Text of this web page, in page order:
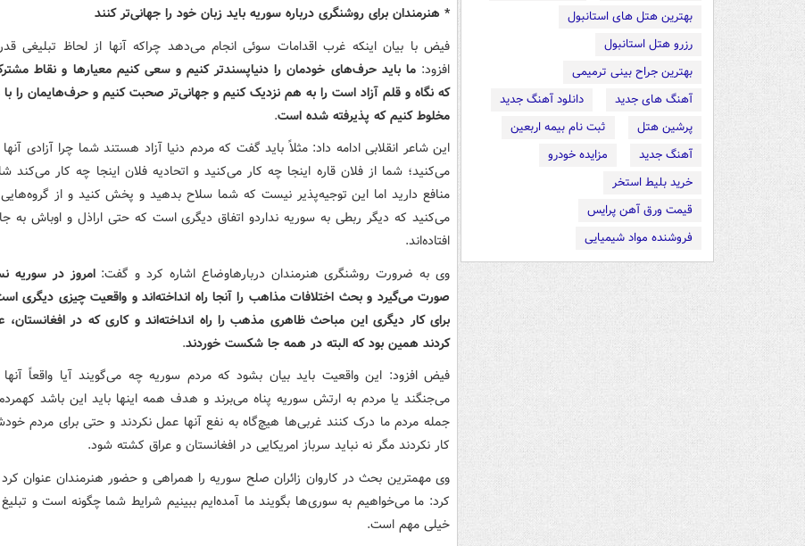
بهترین هتل های استانبول
رزرو هتل استانبول
بهترین جراح بینی ترمیمی
آهنگ های جدید
دانلود آهنگ جدید
پرشین هتل
ثبت نام بیمه اربعین
آهنگ جدید
مزایده خودرو
خرید بلیط استخر
قیمت ورق آهن پرایس
فروشنده مواد شیمیایی
* هنرمندان برای روشنگری درباره سوریه باید زبان خود را جهانی‌تر کنند
فیض با بیان اینکه غرب اقدامات سوئی انجام می‌دهد چراکه آنها از لحاظ تبلیغی
افزود: ما باید حرف‌های خودمان را دنیاپسندتر کنیم و سعی کنیم معیارها و نقاط
که نگاه و قلم آزاد است را به هم نزدیک کنیم و جهانی‌تر صحبت کنیم و حرف‌هایمان را
مخلوط کنیم که پذیرفته شده است.
این شاعر انقلابی ادامه داد: مثلاً باید گفت که مردم دنیا آزاد هستند شما چرا آزادی
می‌کنید؛ شما از فلان قاره اینجا چه کار می‌کنید و اتحادیه فلان اینجا چه کار می‌کند
منافع دارید اما این توجیه‌پذیر نیست که شما سلاح بدهید و پخش کنید و از
می‌کنید که دیگر ربطی به سوریه نداردو اتفاق دیگری است که حتی اراذل و اوباش به
افتاده‌اند.
وی به ضرورت روشنگری هنرمندان دربارهاوضاع اشاره کرد و گفت:امروز در سوریه
صورت می‌گیرد و بحث اختلافات مذاهب را آنجا راه انداخته‌اند و واقعیت چیزی دیگری
برای کار دیگری این مباحث ظاهری مذهب را راه انداخته‌اند و کاری که در افغانستان،
کردند همین بود که البته در همه جا شکست خوردند.
فیض افزود: این واقعیت باید بیان بشود که مردم سوریه چه می‌گویند آیا واقعاً آنها
می‌جنگند یا مردم به ارتش سوریه پناه می‌برند و هدف همه اینها باید این باشد کهمردم
جمله مردم ما درک کنند غربی‌ها هیچ‌گاه به نفع آنها عمل نکردند و حتی برای مردم
کار نکردند مگر نه نباید سرباز امریکایی در افغانستان و عراق کشته شود.
وی مهمترین بحث در کاروان زائران صلح سوریه را همراهی و حضور هنرمندان عنوان کرد
کرد: ما می‌خواهیم به سوری‌ها بگویند ما آمده‌ایم ببینیم شرایط شما چگونه است و تبلیغ
خیلی مهم است.